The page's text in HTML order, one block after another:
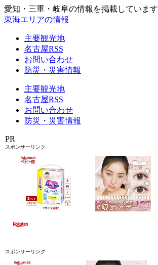
愛知・三重・岐阜の情報を掲載しています
東海エリアの情報
主要観光地
名古屋RSS
お問い合わせ
防災・災害情報
主要観光地
名古屋RSS
お問い合わせ
防災・災害情報
PR
スポンサーリンク
スポンサーリンク